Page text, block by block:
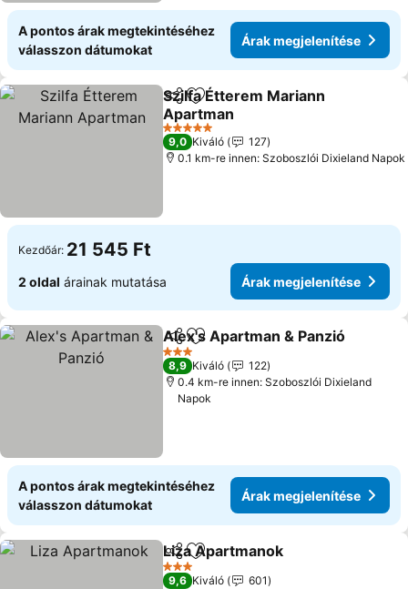
A pontos árak megtekintéséhez
válasszon dátumokat
Árak megjelenítése
Megosztás
Hozzáadás a kedvencekhez
Szilfa Étterem Mariann
Apartman
5 Kategória
9,0 Kiváló
127
0.1 km-re innen: Szoboszlói Dixieland Napok
Kezdőár: 21 545 Ft
2 oldal árainak mutatása Árak megjelenítése
Megosztás
Hozzáadás a kedvencekhez
Alex's Apartman & Panzió
3 Kategória
8,9 Kiváló
122
0.4 km-re innen: Szoboszlói Dixieland
Napok
A pontos árak megtekintéséhez
válasszon dátumokat
Árak megjelenítése
Megosztás
Hozzáadás a kedvencekhez
Liza Apartmanok
3 Kategória
9,6 Kiváló
601